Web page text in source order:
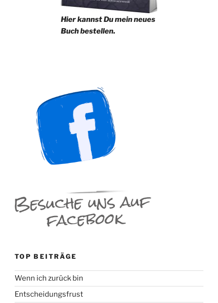
Hier kannst Du mein neues
Buch bestellen.
TOP BEITRÄGE
Wenn ich zurück bin
Entscheidungsfrust